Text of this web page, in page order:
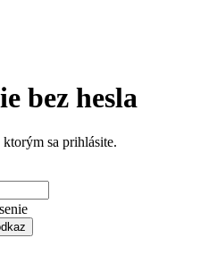
bez hesla
sa prihlásite.